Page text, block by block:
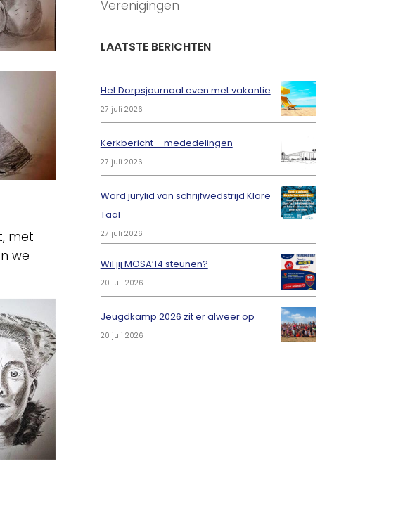
met
we
Verenigingen
LAATSTE BERICHTEN
Het Dorpsjournaal even met vakantie
27 juli 2026
Kerkbericht – mededelingen
27 juli 2026
Word jurylid van schrijfwedstrijd Klare
Taal
27 juli 2026
Wil jij MOSA’14 steunen?
20 juli 2026
Jeugdkamp 2026 zit er alweer op
20 juli 2026